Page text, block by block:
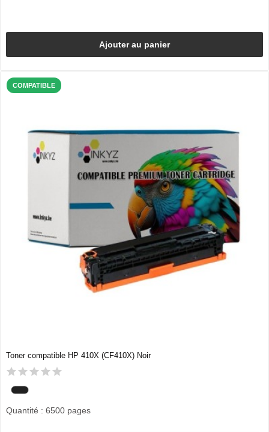
Ajouter au panier
COMPATIBLE
Toner compatible HP 410X (CF410X) Noir
Quantité : 6500 pages